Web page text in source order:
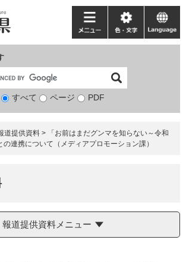
検
象
すべて ページ PDF
メ
ニ
ー
色・
文
language
道提供資料 >
「お前はまだグンマを知らない～令和
の連携について（メディアプロモーション課）
報道提供資料メニュー